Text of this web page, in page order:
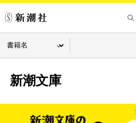
新潮文庫